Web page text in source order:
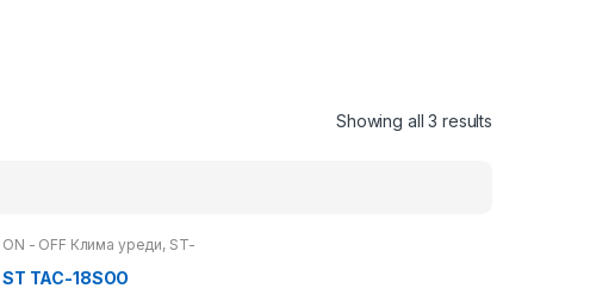
Showing all 3 results
ON - OFF Клима уреди, ST-
Клима уреди
ST TAC-18SOO